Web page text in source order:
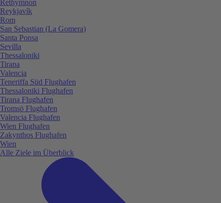
Rethymnon
Reykjavík
Rom
San Sebastian (La Gomera)
Santa Ponsa
Sevilla
Thessaloniki
Tirana
Valencia
Teneriffa Süd Flughafen
Thessaloniki Flughafen
Tirana Flughafen
Tromsö Flughafen
Valencia Flughafen
Wien Flughafen
Zakynthos Flughafen
Wien
Alle Ziele im Überblick